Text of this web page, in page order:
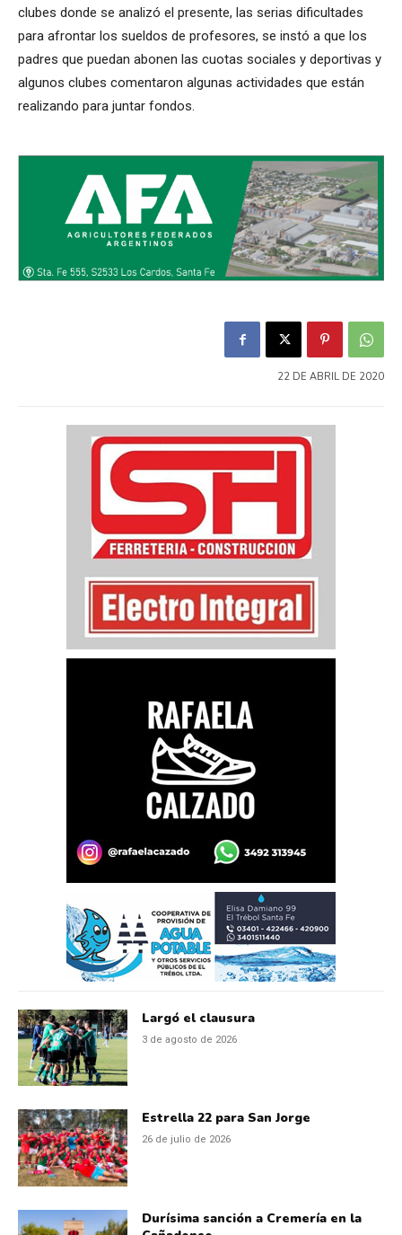
clubes donde se analizó el presente, las serias dificultades
para afrontar los sueldos de profesores, se instó a que los
padres que puedan abonen las cuotas sociales y deportivas y
algunos clubes comentaron algunas actividades que están
realizando para juntar fondos.
22 DE ABRIL DE 2020
Largó el clausura
3 de agosto de 2026
Estrella 22 para San Jorge
26 de julio de 2026
Durísima sanción a Cremería en la